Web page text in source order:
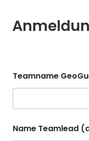
Teamname
Name Teamlead